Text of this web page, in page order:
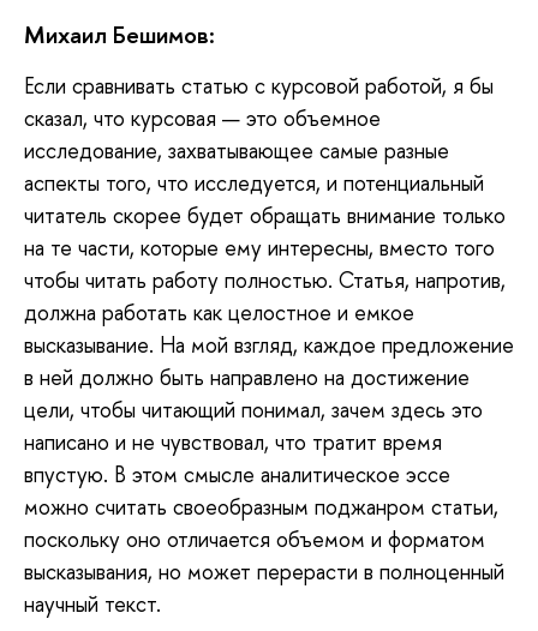
Михаил Бешимов:
Если сравнивать статью с курсовой работой, я бы
сказал, что курсовая — это объемное
исследование, захватывающее самые разные
аспекты того, что исследуется, и потенциальный
читатель скорее будет обращать внимание только
на те части, которые ему интересны, вместо того
чтобы читать работу полностью. Статья, напротив,
должна работать как целостное и емкое
высказывание. На мой взгляд, каждое предложение
в ней должно быть направлено на достижение
цели, чтобы читающий понимал, зачем здесь это
написано и не чувствовал, что тратит время
впустую. В этом смысле аналитическое эссе
можно считать своеобразным поджанром статьи,
поскольку оно отличается объемом и форматом
высказывания, но может перерасти в полноценный
научный текст.